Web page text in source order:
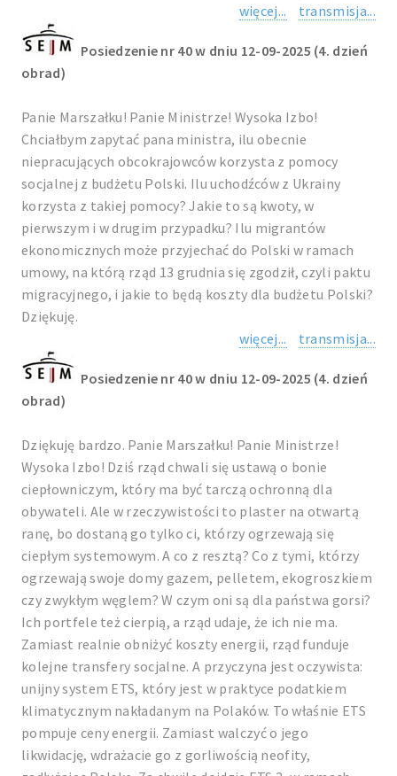
więcej...
transmisja...
Posiedzenie nr 40 w dniu 12-09-2025 (4. dzień
obrad)
Panie Marszałku! Panie Ministrze! Wysoka Izbo!
Chciałbym zapytać pana ministra, ilu obecnie
niepracujących obcokrajowców korzysta z pomocy
socjalnej z budżetu Polski. Ilu uchodźców z Ukrainy
korzysta z takiej pomocy? Jakie to są kwoty, w
pierwszym i w drugim przypadku? Ilu migrantów
ekonomicznych może przyjechać do Polski w ramach
umowy, na którą rząd 13 grudnia się zgodził, czyli paktu
migracyjnego, i jakie to będą koszty dla budżetu Polski?
Dziękuję.
więcej...
transmisja...
Posiedzenie nr 40 w dniu 12-09-2025 (4. dzień
obrad)
Dziękuję bardzo. Panie Marszałku! Panie Ministrze!
Wysoka Izbo! Dziś rząd chwali się ustawą o bonie
ciepłowniczym, który ma być tarczą ochronną dla
obywateli. Ale w rzeczywistości to plaster na otwartą
ranę, bo dostaną go tylko ci, którzy ogrzewają się
ciepłym systemowym. A co z resztą? Co z tymi, którzy
ogrzewają swoje domy gazem, pelletem, ekogroszkiem
czy zwykłym węglem? W czym oni są dla państwa gorsi?
Ich portfele też cierpią, a rząd udaje, że ich nie ma.
Zamiast realnie obniżyć koszty energii, rząd funduje
kolejne transfery socjalne. A przyczyna jest oczywista:
unijny system ETS, który jest w praktyce podatkiem
klimatycznym nakładanym na Polaków. To właśnie ETS
pompuje ceny energii. Zamiast walczyć o jego
likwidację, wdrażacie go z gorliwością neofity,